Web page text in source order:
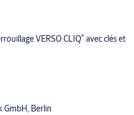
VERSO CLIQ® avec clés et
GmbH, Berlin